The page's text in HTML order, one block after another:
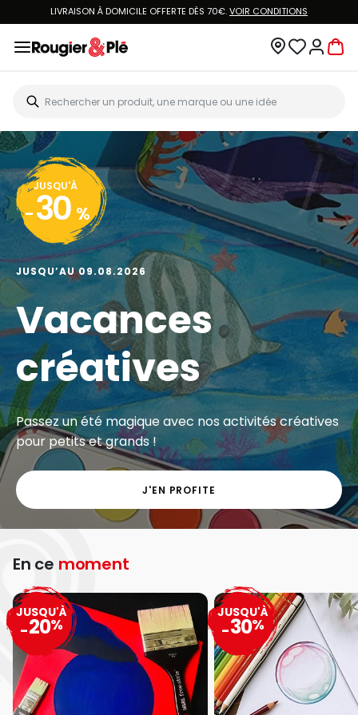
LIVRAISON À DOMICILE OFFERTE DÈS 70€.VOIR CONDITIONS
JUSQU'À
- 30 %
JUSQU’AU 09.08.2026
Vacances
créatives
Passez un été magique avec nos activités créatives
pour petits et grands !
J'EN PROFITE
En ce moment
JUSQU'À
-20%
JUSQU'À
-30%